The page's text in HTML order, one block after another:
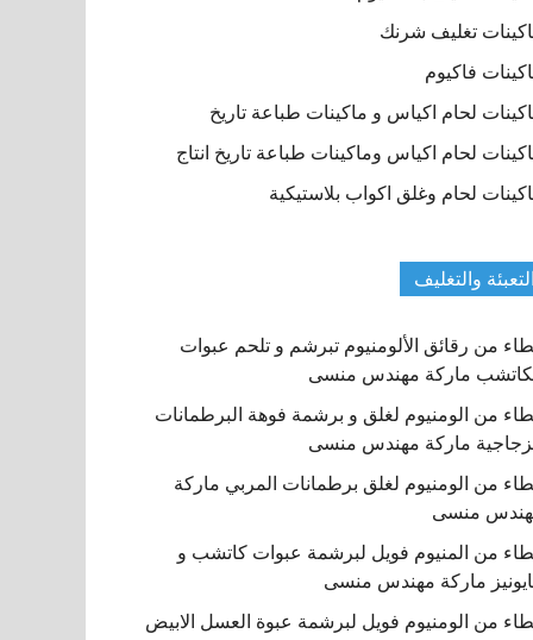
تغليف شرنك
فاكيوم
لحام اكياس و ماكينات طباعة تاريخ
لحام اكياس وماكينات طباعة تاريخ انتاج
لحام وغلق اكواب بلاستيكية
التعبئة والتغليف
من رقائق الألومنيوم تبرشم و تلحم عبوات
ماركة مهندس منسى
من الومنيوم لغلق و برشمة فوهة البرطمانات
ماركة مهندس منسى
من الومنيوم لغلق برطمانات المربي ماركة
منسى
من المنيوم فويل لبرشمة عبوات كاتشب و
ماركة مهندس منسى
من الومنيوم فويل لبرشمة عبوة العسل الابيض